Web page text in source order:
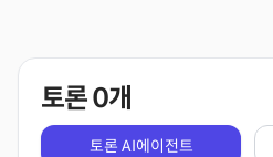
토론0개
토론 AI에이전트